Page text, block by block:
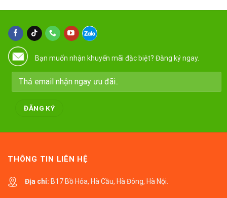
Bạn muốn nhận khuyến mãi đặc biệt? Đăng ký ngay.
THÔNG TIN LIÊN HỆ
Địa chỉ: B17 Bồ Hỏa, Hà Cầu, Hà Đông, Hà Nội.